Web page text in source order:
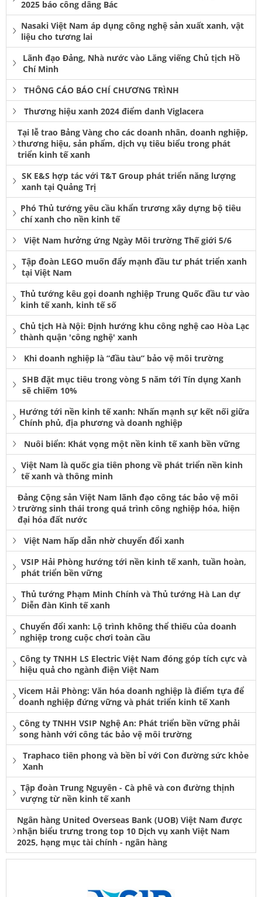
2025 báo công dâng Bác
Nasaki Việt Nam áp dụng công nghệ sản xuất xanh, vật
liệu cho tương lai
Lãnh đạo Đảng, Nhà nước vào Lăng viếng Chủ tịch Hồ
Chí Minh
THÔNG CÁO BÁO CHÍ CHƯƠNG TRÌNH
Thương hiệu xanh 2024 điểm danh Viglacera
Tại lễ trao Bảng Vàng cho các doanh nhân, doanh nghiệp,
thương hiệu, sản phẩm, dịch vụ tiêu biểu trong phát
triển kinh tế xanh
SK E&S hợp tác với T&T Group phát triển năng lượng
xanh tại Quảng Trị
Phó Thủ tướng yêu cầu khẩn trương xây dựng bộ tiêu
chí xanh cho nền kinh tế
Việt Nam hưởng ứng Ngày Môi trường Thế giới 5/6
Tập đoàn LEGO muốn đẩy mạnh đầu tư phát triển xanh
tại Việt Nam
Thủ tướng kêu gọi doanh nghiệp Trung Quốc đầu tư vào
kinh tế xanh, kinh tế số
Chủ tịch Hà Nội: Định hướng khu công nghệ cao Hòa Lạc
thành quận 'công nghệ' xanh
Khi doanh nghiệp là “đầu tàu” bảo vệ môi trường
SHB đặt mục tiêu trong vòng 5 năm tới Tín dụng Xanh
sẽ chiếm 10%
Hướng tới nền kinh tế xanh: Nhấn mạnh sự kết nối giữa
Chính phủ, địa phương và doanh nghiệp
Nuôi biển: Khát vọng một nền kinh tế xanh bền vững
Việt Nam là quốc gia tiên phong về phát triển nền kinh
tế xanh và thông minh
Đảng Cộng sản Việt Nam lãnh đạo công tác bảo vệ môi
trường sinh thái trong quá trình công nghiệp hóa, hiện
đại hóa đất nước
Việt Nam hấp dẫn nhờ chuyển đổi xanh
VSIP Hải Phòng hướng tới nền kinh tế xanh, tuần hoàn,
phát triển bền vững
Thủ tướng Phạm Minh Chính và Thủ tướng Hà Lan dự
Diễn đàn Kinh tế xanh
Chuyển đổi xanh: Lộ trình không thể thiếu của doanh
nghiệp trong cuộc chơi toàn cầu
Công ty TNHH LS Electric Việt Nam đóng góp tích cực và
hiệu quả cho ngành điện Việt Nam
Vicem Hải Phòng: Văn hóa doanh nghiệp là điểm tựa để
doanh nghiệp đứng vững và phát triển kinh tế Xanh
Công ty TNHH VSIP Nghệ An: Phát triển bền vững phải
song hành với công tác bảo vệ môi trường
Traphaco tiên phong và bền bỉ với Con đường sức khỏe
Xanh
Tập đoàn Trung Nguyên - Cà phê và con đường thịnh
vượng từ nền kinh tế xanh
Ngân hàng United Overseas Bank (UOB) Việt Nam được
nhận biểu trưng trong top 10 Dịch vụ xanh Việt Nam
2025, hạng mục tài chính - ngân hàng